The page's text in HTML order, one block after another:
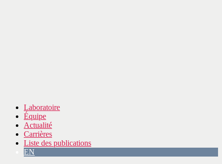
Laboratoire
Équipe
Actualité
Carrières
Liste des publications
EN